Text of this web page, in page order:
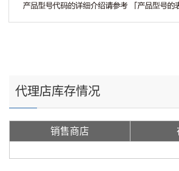
代理店库存情况
销售商店